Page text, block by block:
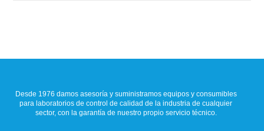
Desde 1976 damos asesoría y suministramos equipos y consumibles
para laboratorios de control de calidad de la industria de cualquier
sector, con la garantía de nuestro propio servicio técnico.